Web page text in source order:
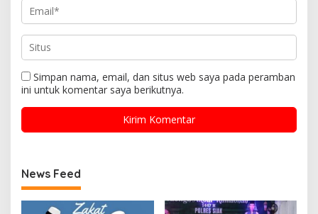
Simpan nama, email, dan situs web saya pada peramban
ini untuk komentar saya berikutnya.
News Feed